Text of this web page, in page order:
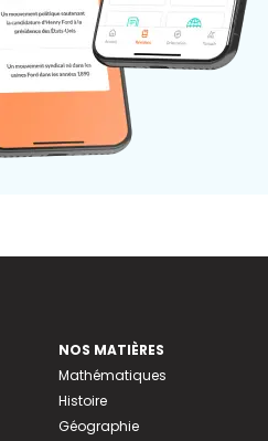
NOS MATIÈRES
Mathématiques
Histoire
Géographie